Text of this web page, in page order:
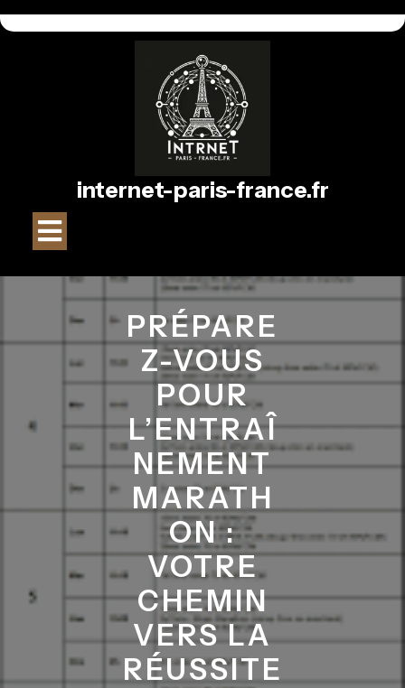
au
internet-paris-france.fr
Ouvrir
PRÉPARE
Z-VOUS
POUR
L’ENTRAÎ
NEMENT
MARATH
ON :
VOTRE
CHEMIN
VERS LA
RÉUSSITE